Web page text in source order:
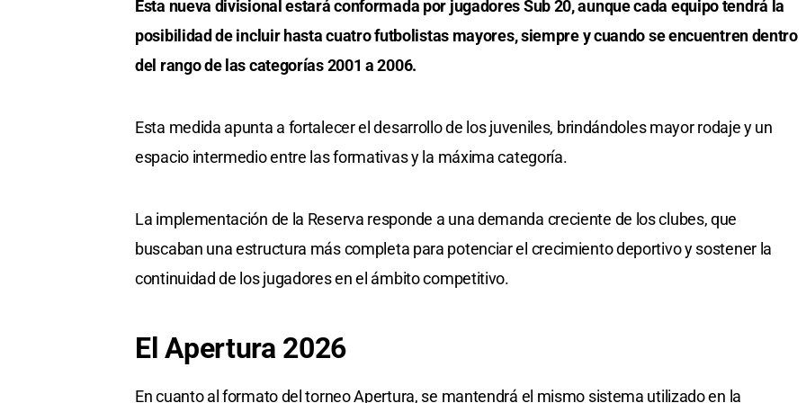
Esta nueva divisional estará conformada por jugadores Sub 20, aunque cada equipo tendrá la
posibilidad de incluir hasta cuatro futbolistas mayores, siempre y cuando se encuentren dentro
del rango de las categorías 2001 a 2006.
Esta medida apunta a fortalecer el desarrollo de los juveniles, brindándoles mayor rodaje y un
espacio intermedio entre las formativas y la máxima categoría.
La implementación de la Reserva responde a una demanda creciente de los clubes, que
buscaban una estructura más completa para potenciar el crecimiento deportivo y sostener la
continuidad de los jugadores en el ámbito competitivo.
El Apertura 2026
En cuanto al formato del torneo Apertura, se mantendrá el mismo sistema utilizado en la